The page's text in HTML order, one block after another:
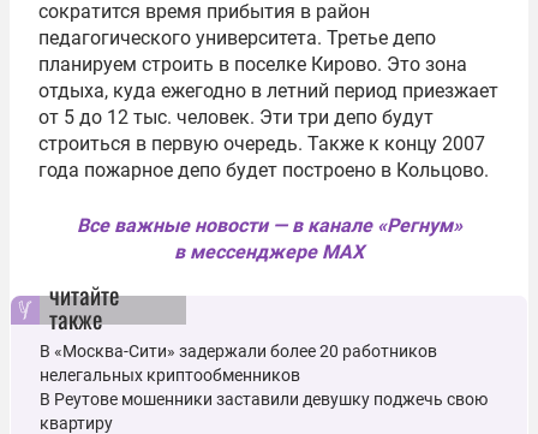
сократится время прибытия в район
педагогического университета. Третье депо
планируем строить в поселке Кирово. Это зона
отдыха, куда ежегодно в летний период приезжает
от 5 до 12 тыс. человек. Эти три депо будут
строиться в первую очередь. Также к концу 2007
года пожарное депо будет построено в Кольцово.
Все важные новости — в канале «Регнум»
в мессенджере MAX
читайте
также
В «Москва-Сити» задержали более 20 работников
нелегальных криптообменников
В Реутове мошенники заставили девушку поджечь свою
квартиру